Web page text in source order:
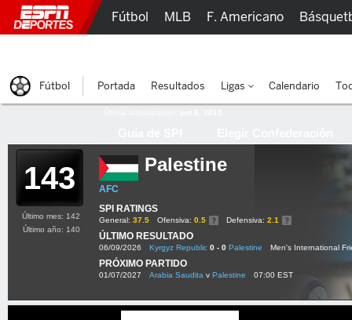
143 Palestine
AFC
SPI RATINGS
General: 37.5 Ofensiva: 0.5 Defensiva: 2.1
ÚLTIMO RESULTADO
06/09/2026 Kyrgyz Republic 0 - 0 Palestine Men's International
PRÓXIMO PARTIDO
01/07/2027 Arabia Saudita v Palestine 07:00 EST
Último mes: 142
Último año: 140
Fútbol MLB F. Americano
Fútbol Portada Resultados Ligas Calendario